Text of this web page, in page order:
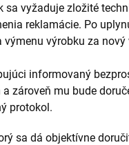
vyžaduje zložité
reklamácie. Po
výrobku za nový
informovaný
zároveň mu bude
protokol.
sa dá objektívne